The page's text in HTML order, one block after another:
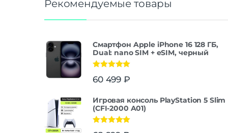
Рекомендуемые товары
Смартфон Apple iPhone 16 128 ГБ,
Dual: nano SIM + eSIM, черный
из 5
60 499 ₽
Игровая консоль PlayStation 5 Slim
(CFI-2000 A01)